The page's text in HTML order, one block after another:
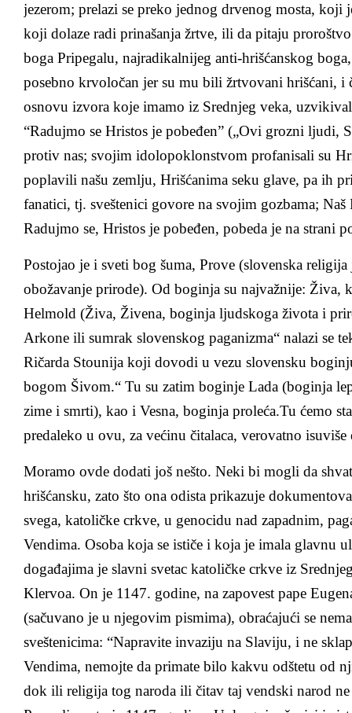
jezerom; prelazi se preko jednog drvenog mosta, koji
koji dolaze radi prinašanja žrtve, ili da pitaju
boga Pripegalu, najradikalnijeg anti-hrišćanskog
posebno krvoločan jer su mu bili žrtvovani hrišćani, i
osnovu izvora koje imamo iz Srednjeg veka,
“Radujmo se Hristos je pobeđen” („Ovi grozni ljudi,
protiv nas; svojim idolopoklonstvom profanisali su
poplavili našu zemlju, Hrišćanima seku glave, pa ih
fanatici, tj. sveštenici govore na svojim gozbama;
Radujmo se, Hristos je pobeđen, pobeda je na strani
Postojao je i sveti bog šuma, Prove (slovenska
obožavanje prirode). Od boginja su najvažnije: Živa,
Helmold (Živa, Živena, boginja ljudskoga života i
Arkone ili sumrak slovenskog paganizma“ nalazi se
Ričarda Stounija koji dovodi u vezu slovensku
bogom Šivom.“ Tu su zatim boginje Lada (boginja
zime i smrti), kao i Vesna, boginja proleća.Tu ćemo
predaleko u ovu, za većinu čitalaca, verovatno isuviše
Moramo ovde dodati još nešto. Neki bi mogli da
hrišćansku, zato što ona odista prikazuje
svega, katoličke crkve, u genocidu nad zapadnim,
Vendima. Osoba koja se ističe i koja je imala glavnu
događajima je slavni svetac katoličke crkve iz
Klervoa. On je 1147. godine, na zapovest pape
(sačuvano je u njegovim pismima), obraćajući se
sveštenicima: “Napravite invaziju na Slaviju, i ne
Vendima, nemojte da primate bilo kakvu odštetu od
dok ili religija tog naroda ili čitav taj vendski narod